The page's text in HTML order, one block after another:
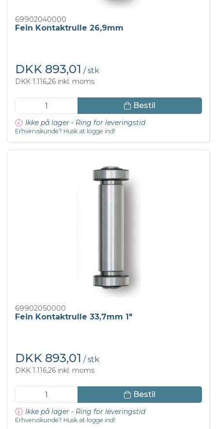
69902040000
Fein Kontaktrulle 26,9mm
DKK 893,01 / stk
DKK 1.116,26 inkl. moms
Bestil
Ikke på lager - Ring for leveringstid
Erhvervskunde? Husk at logge ind!
69902050000
Fein Kontaktrulle 33,7mm 1"
DKK 893,01 / stk
DKK 1.116,26 inkl. moms
Bestil
Ikke på lager - Ring for leveringstid
Erhvervskunde? Husk at logge ind!